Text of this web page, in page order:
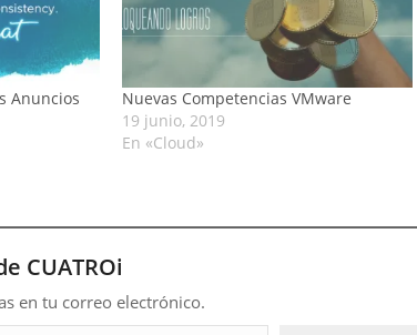
Anuncios
Nuevas Competencias VMware
19 junio, 2019
En «Cloud»
CUATROi
en tu correo electrónico.